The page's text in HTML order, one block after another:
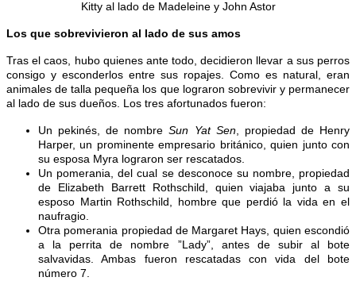
Kitty al lado de Madeleine y John Astor
Los que sobrevivieron al lado de sus amos
Tras el caos, hubo quienes ante todo, decidieron llevar a sus perros
consigo y esconderlos entre sus ropajes. Como es natural, eran
animales de talla pequeña los que lograron sobrevivir y permanecer
al lado de sus dueños. Los tres afortunados fueron:
Un pekinés, de nombreSun Yat Sen, propiedad de Henry
Harper, un prominente empresario británico, quien junto con
su esposa Myra lograron ser rescatados.
Un pomerania, del cual se desconoce su nombre, propiedad
de Elizabeth Barrett Rothschild, quien viajaba junto a su
esposo Martin Rothschild, hombre que perdió la vida en el
naufragio.
Otra pomerania propiedad de Margaret Hays, quien escondió
a la perrita de nombre ”Lady”, antes de subir al bote
salvavidas. Ambas fueron rescatadas con vida del bote
número 7.